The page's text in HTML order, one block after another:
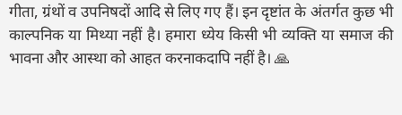
गीता, ग्रंथों व उपनिषदों आदि से लिए गए हैं। इन दृष्टांत के अंतर्गत कुछ भी
काल्पनिक या मिथ्या नहीं है। हमारा ध्येय किसी भी व्यक्ति या समाज की
भावना और आस्था को आहत करनाकदापि नहीं है। 🙏